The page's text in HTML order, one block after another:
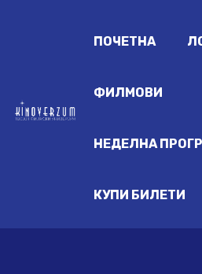
ПОЧЕТНА
ФИЛМОВИ
НЕДЕЛНА
КУПИ БИЛЕТИ